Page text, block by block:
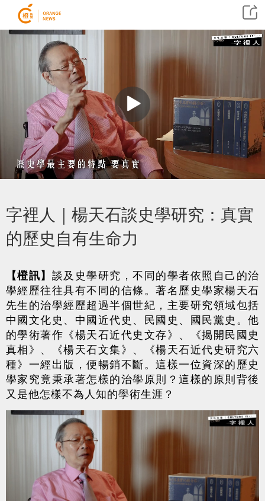
字裡人｜楊天石談史學研究：真實
的歷史自有生命力
【橙訊】 談及史學研究，不同的學者依照自己的治
學經歷往往具有不同的信條。著名歷史學家楊天石
先生的治學經歷超過半個世紀，主要研究領域包括
中國文化史、中國近代史、民國史、國民黨史。他
的學術著作《楊天石近代史文存》、《揭開民國史
真相》、《楊天石文集》、《楊天石近代史研究六
種》一經出版，便暢銷不斷。這樣一位資深的歷史
學家究竟秉承著怎樣的治學原則？這樣的原則背後
又是他怎樣不為人知的學術生涯？